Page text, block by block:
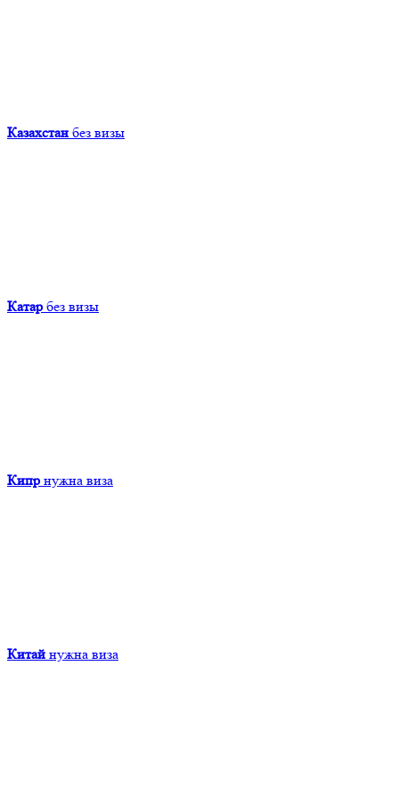
Казахстан без визы
Катар без визы
Кипр нужна виза
Китай нужна виза